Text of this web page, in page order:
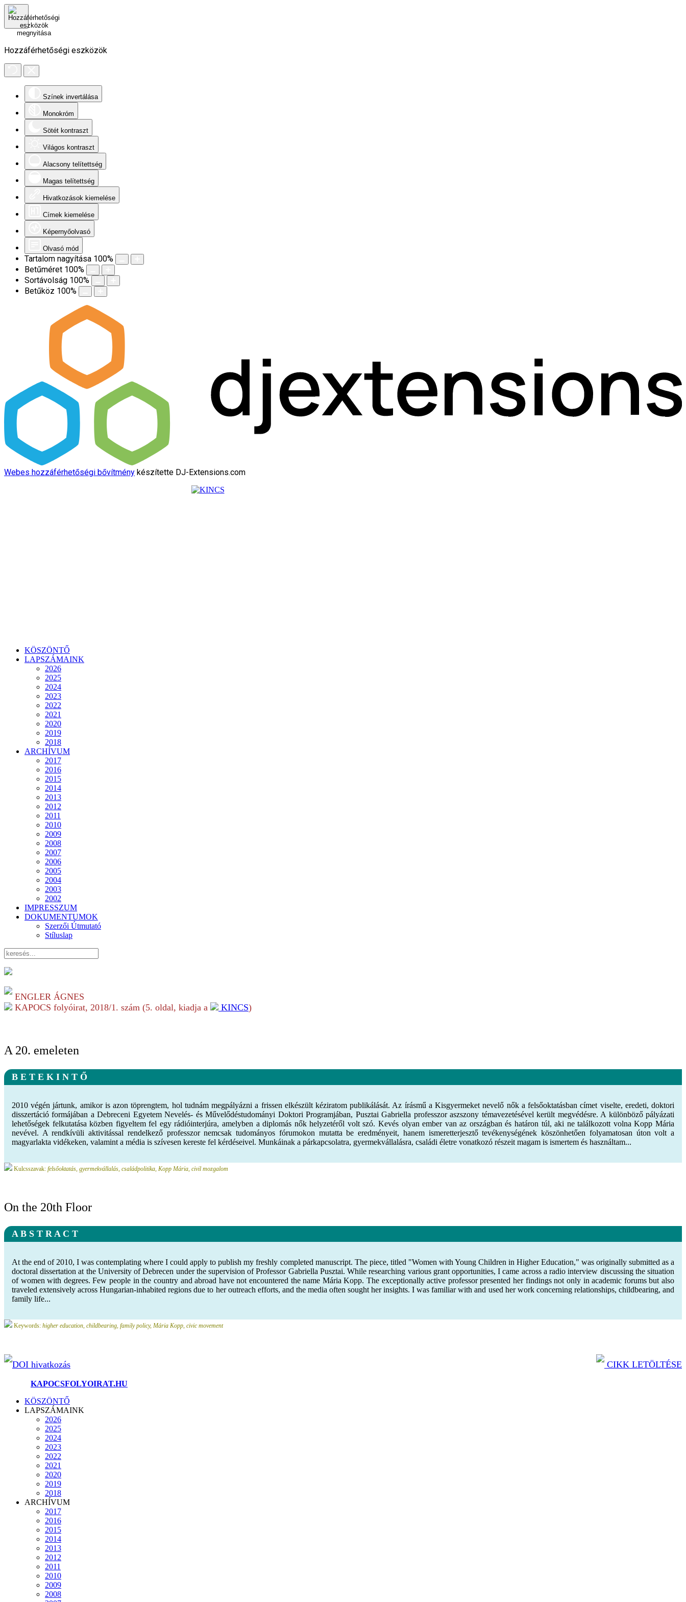
Hozzáférhetőségi eszközök
Színek invertálása
Monokróm
Sötét kontraszt
Világos kontraszt
Alacsony telítettség
Magas telítettség
Hivatkozások kiemelése
Címek kiemelése
Képernyőolvasó
Olvasó mód
Tartalom nagyítása 100%
Betűméret 100%
Sortávolság 100%
Betűköz 100%
Webes hozzáférhetőségi bővítmény készítette DJ-Extensions.com
KÖSZÖNTŐ
LAPSZÁMAINK
2026
2025
2024
2023
2022
2021
2020
2019
2018
ARCHÍVUM
2017
2016
2015
2014
2013
2012
2011
2010
2009
2008
2007
2006
2005
2004
2003
2002
IMPRESSZUM
DOKUMENTUMOK
Szerzői Útmutató
Stíluslap
ENGLER ÁGNES
KAPOCS folyóirat, 2018/1. szám (5. oldal, kiadja a KINCS)
A 20. emeleten
B E T E K I N T Ő
2010 végén jártunk, amikor is azon töprengtem, hol tudnám megpályázni a frissen elkészült kéziratom publikálását. Az írásmű a Kisgyermeket nevelő nők a felsőoktatásban címet viselte, eredeti, doktori
disszertáció formájában a Debreceni Egyetem Nevelés- és Művelődéstudományi Doktori Programjában, Pusztai Gabriella professzor aszszony témavezetésével került megvédésre. A különböző pályázati
lehetőségek felkutatása közben figyeltem fel egy rádióinterjúra, amelyben a diplomás nők helyzetéről volt szó. Kevés olyan ember van az országban és határon túl, aki ne találkozott volna Kopp Mária
nevével. A rendkívüli aktivitással rendelkező professzor nemcsak tudományos fórumokon mutatta be eredményeit, hanem ismeretterjesztő tevékenységének köszönhetően folyamatosan úton volt a
magyarlakta vidékeken, valamint a média is szívesen kereste fel kérdéseivel. Munkáinak a párkapcsolatra, gyermekvállalásra, családi életre vonatkozó részeit magam is ismertem és használtam...
Kulcsszavak: felsőoktatás, gyermekvállalás, családpolitika, Kopp Mária, civil mozgalom
On the 20th Floor
A B S T R A C T
At the end of 2010, I was contemplating where I could apply to publish my freshly completed manuscript. The piece, titled "Women with Young Children in Higher Education," was originally submitted as a
doctoral dissertation at the University of Debrecen under the supervision of Professor Gabriella Pusztai. While researching various grant opportunities, I came across a radio interview discussing the situation
of women with degrees. Few people in the country and abroad have not encountered the name Mária Kopp. The exceptionally active professor presented her findings not only in academic forums but also
traveled extensively across Hungarian-inhabited regions due to her outreach efforts, and the media often sought her insights. I was familiar with and used her work concerning relationships, childbearing, and
family life...
Keywords: higher education, childbearing, family policy, Mária Kopp, civic movement
DOI hivatkozás CIKK LETÖLTÉSE
KAPOCSFOLYOIRAT.HU
KÖSZÖNTŐ
LAPSZÁMAINK
2026
2025
2024
2023
2022
2021
2020
2019
2018
ARCHÍVUM
2017
2016
2015
2014
2013
2012
2011
2010
2009
2008